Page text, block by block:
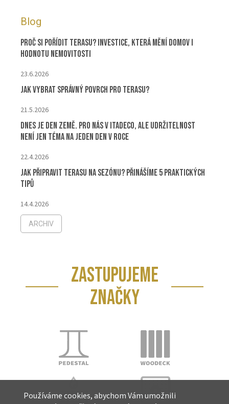
Používáme cookies, abychom Vám umožnili
Blog
Proč si pořídit terasu? Investice, která mění domov i
hodnotu nemovitosti
23.6.2026
Jak vybrat správný povrch pro terasu?
21.5.2026
Dnes je Den Země. Pro nás v ITADECO, ale udržitelnost
není jen téma na jeden den v roce
22.4.2026
Jak připravit terasu na sezónu? Přinášíme 5 praktických
tipů
14.4.2026
ARCHIV
ZASTUPUJEME
ZNAČKY